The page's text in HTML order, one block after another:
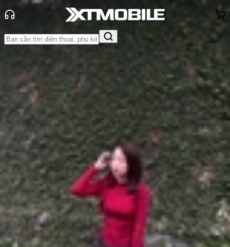
Tin tức
Tin Mới
Tin Mới
Đánh Giá - Trên Tay So Sánh Tư vấn
Khuyến
mãiThủ thuật Hỏi đáp App - Game Thông báo
Khách
hàng - Sự kiện
Red Magic 10 Series ra mắt:
Snapdragon 8 Elite, pin 7050mAh,
RAM 24GB!
Anh Thư
Ngày đăng: 14/11/2024